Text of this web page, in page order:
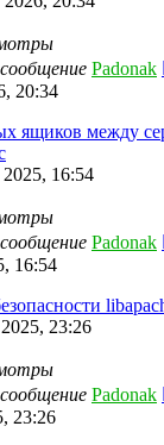
Padonak
20:34
ящиков между
2025, 16:54
Padonak
16:54
23:26
Padonak
23:26